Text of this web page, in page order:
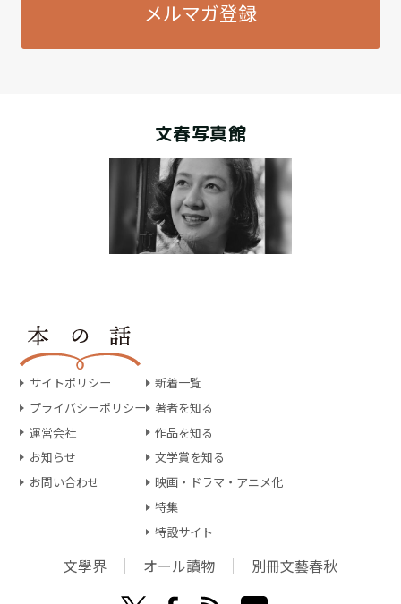
メルマガ登録
文春写真館
サイトポリシー
プライバシーポリシー
運営会社
お知らせ
お問い合わせ
新着一覧
著者を知る
作品を知る
文学賞を知る
映画・ドラマ・アニメ化
特集
特設サイト
文學界 オール讀物 別冊文藝春秋